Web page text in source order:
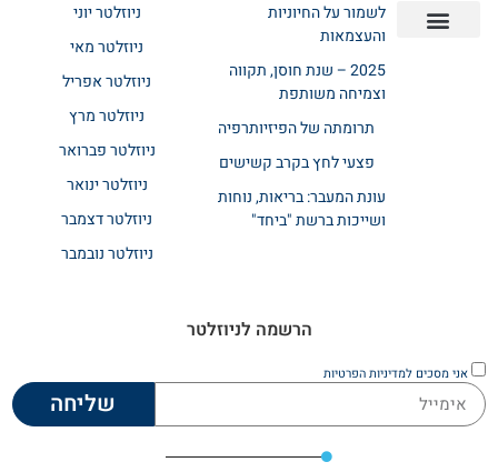
לשמור על החיוניות
והעצמאות
2025 – שנת חוסן, תקווה
וצמיחה משותפת
תרומתה של הפיזיותרפיה
פצעי לחץ בקרב קשישים
עונת המעבר: בריאות, נוחות
ושייכות ברשת "ביחד"
ניוזלטר יוני
ניוזלטר מאי
ניוזלטר אפריל
ניוזלטר מרץ
ניוזלטר פברואר
ניוזלטר ינואר
ניוזלטר דצמבר
ניוזלטר נובמבר
הרשמה לניוזלטר
אני מסכים למדיניות הפרטיות
שליחה